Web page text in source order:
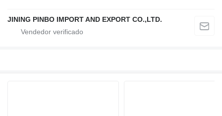
JINING PINBO IMPORT AND EXPORT CO.,LTD.